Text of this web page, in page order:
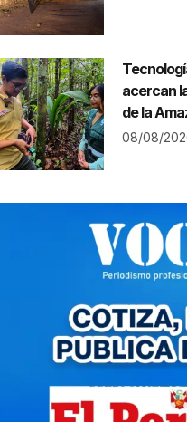
acercan
de la
08/08/